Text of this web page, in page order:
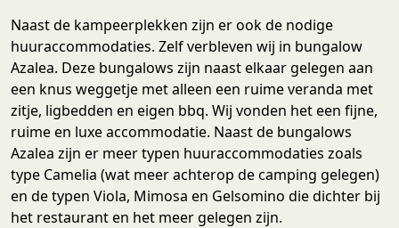
Naast de kampeerplekken zijn er ook de nodige
huuraccommodaties. Zelf verbleven wij in bungalow
Azalea. Deze bungalows zijn naast elkaar gelegen aan
een knus weggetje met alleen een ruime veranda met
zitje, ligbedden en eigen bbq. Wij vonden het een fijne,
ruime en luxe accommodatie. Naast de bungalows
Azalea zijn er meer typen huuraccommodaties zoals
type Camelia (wat meer achterop de camping gelegen)
en de typen Viola, Mimosa en Gelsomino die dichter bij
het restaurant en het meer gelegen zijn.